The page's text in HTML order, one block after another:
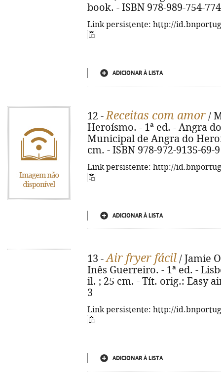
book. - ISBN 978-989-754-
Link persistente: http://
ADICIONAR À LISTA
12 -Receitas com amor /
Heroísmo. - 1ª ed. - Angra
Municipal de Angra do
cm. - ISBN 978-972-9135-69-9
Link persistente: http://
ADICIONAR À LISTA
13 -Air fryer fácil / Jamie
Inês Guerreiro. - 1ª ed. -
il. ; 25 cm. - Tít. orig.: Easy
3
Link persistente: http://
ADICIONAR À LISTA